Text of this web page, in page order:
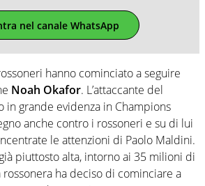
nel canale WhatsApp
hanno cominciato a seguire
Noah Okafor. L’attaccante del
in grande evidenza in Champions
anche contro i rossoneri e su di lui
le attenzioni di Paolo Maldini.
piuttosto alta, intorno ai 35 milioni di
ha deciso di cominciare a